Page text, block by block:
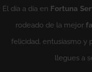
El día a día en Fortuna
rodeado de la mejor
felicidad, entusiasmo y
llegues a